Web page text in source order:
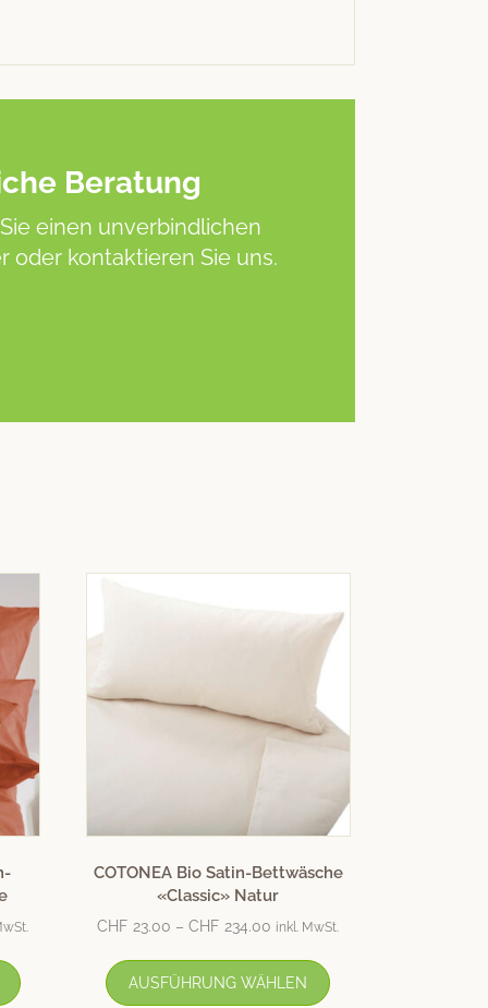
Beratung
einen unverbindlichen
oder kontaktieren Sie uns.
COTONEA Bio Satin-Bettwäsche
«Classic» Natur
CHF 23.00 –CHF 234.00 inkl. MwSt.
AUSFÜHRUNG WÄHLEN